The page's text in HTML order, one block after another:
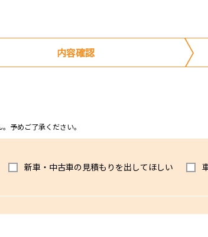
内容確認
予めご了承ください。
新車・中古車の見積もりを出してほしい